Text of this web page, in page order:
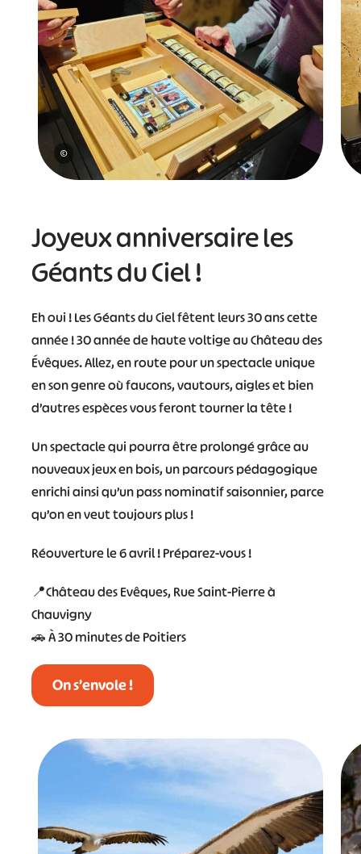
©
Joyeux anniversaire les
Géants du Ciel !
Eh oui ! Les Géants du Ciel fêtent leurs 30 ans cette
année ! 30 année de haute voltige au Château des
Évêques. Allez, en route pour un spectacle unique
en son genre où faucons, vautours, aigles et bien
d’autres espèces vous feront tourner la tête !
Un spectacle qui pourra être prolongé grâce au
nouveaux jeux en bois, un parcours pédagogique
enrichi ainsi qu’un pass nominatif saisonnier, parce
qu’on en veut toujours plus !
Réouverture le 6 avril ! Préparez-vous !
📍Château des Evêques, Rue Saint-Pierre à
Chauvigny
🚗 À 30 minutes de Poitiers
On s’envole !